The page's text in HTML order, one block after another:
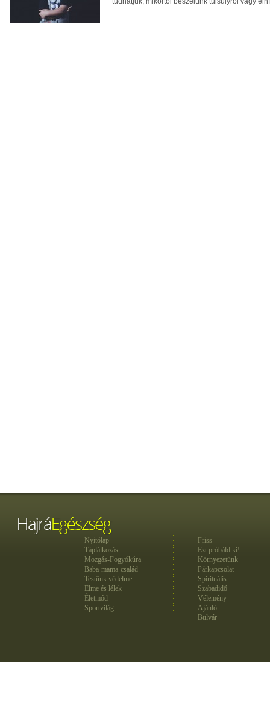
Nyitólap
Táplálkozás
Mozgás-Fogyókúra
Baba-mama-család
Testünk védelme
Elme és lélek
Életmód
Sportvilág
Friss
Ezt próbáld ki!
Környezetünk
Párkapcsolat
Spirituális
Szabadidő
Vélemény
Ajánló
Bulvár